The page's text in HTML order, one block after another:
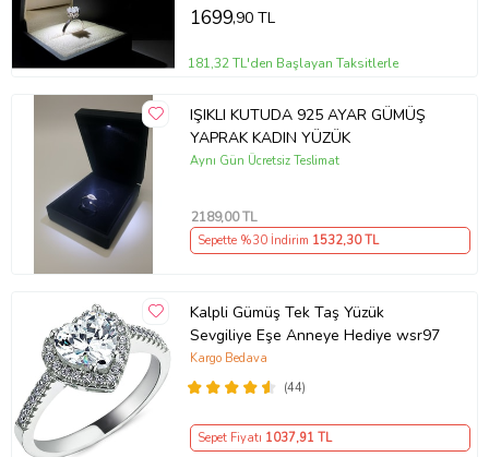
1699,90 TL
181,32 TL'den Başlayan Taksitlerle
IŞIKLI KUTUDA 925 AYAR GÜMÜŞ
YAPRAK KADIN YÜZÜK
Aynı Gün Ücretsiz Teslimat
2189,00 TL
Sepette %30 İndirim 1532,30 TL
Kalpli Gümüş Tek Taş Yüzük
Sevgiliye Eşe Anneye Hediye wsr97
(44)
Kargo Bedava
Sepet Fiyatı 1037,91 TL